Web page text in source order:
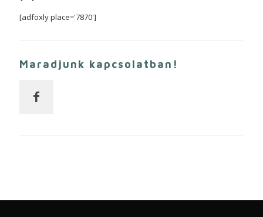
[adfoxly place='7870']
Maradjunk kapcsolatban!